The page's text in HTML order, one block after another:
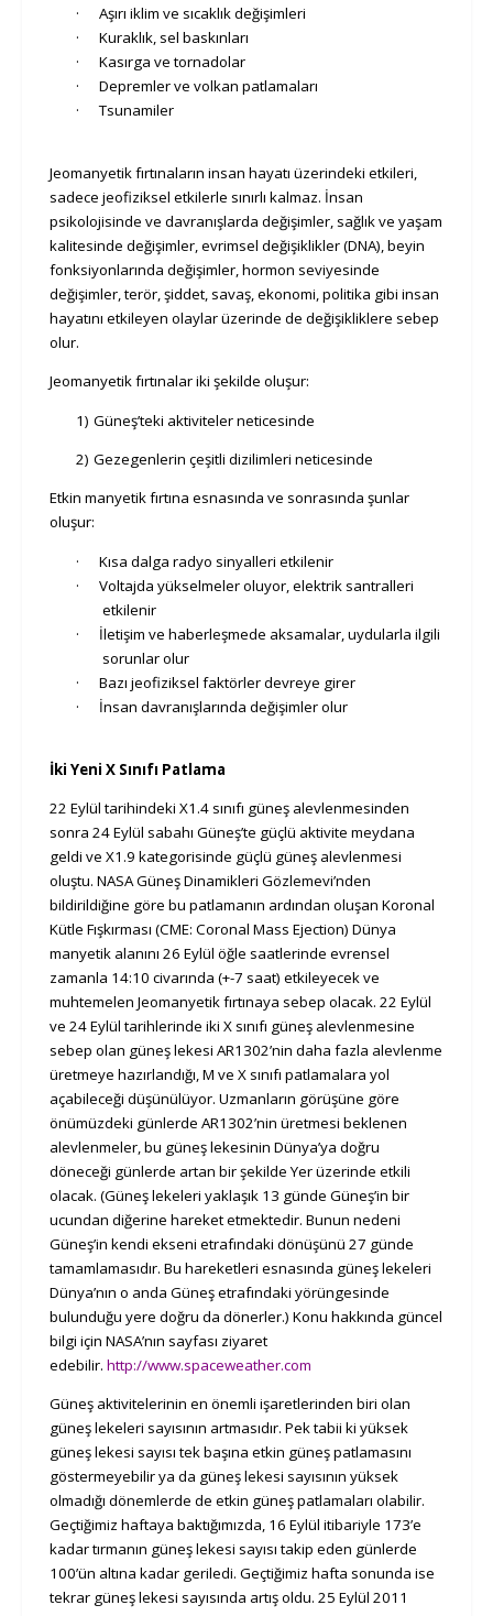
·
Aşırı iklim ve sıcaklık değişimleri
·
Kuraklık, sel baskınları
·
Kasırga ve tornadolar
·
Depremler ve volkan patlamaları
·
Tsunamiler
Jeomanyetik fırtınaların insan hayatı üzerindeki etkileri,
sadece jeofiziksel etkilerle sınırlı kalmaz. İnsan
psikolojisinde ve davranışlarda değişimler, sağlık ve yaşam
kalitesinde değişimler, evrimsel değişiklikler (DNA), beyin
fonksiyonlarında değişimler, hormon seviyesinde
değişimler, terör, şiddet, savaş, ekonomi, politika gibi insan
hayatını etkileyen olaylar üzerinde de değişikliklere sebep
olur.
Jeomanyetik fırtınalar iki şekilde oluşur:
1) Güneş’teki aktiviteler neticesinde
2) Gezegenlerin çeşitli dizilimleri neticesinde
Etkin manyetik fırtına esnasında ve sonrasında şunlar
oluşur:
·
Kısa dalga radyo sinyalleri etkilenir
·
Voltajda yükselmeler oluyor, elektrik santralleri
etkilenir
·
İletişim ve haberleşmede aksamalar, uydularla ilgili
sorunlar olur
·
Bazı jeofiziksel faktörler devreye girer
·
İnsan davranışlarında değişimler olur
İki Yeni X Sınıfı Patlama
22 Eylül tarihindeki X1.4 sınıfı güneş alevlenmesinden
sonra 24 Eylül sabahı Güneş’te güçlü aktivite meydana
geldi ve X1.9 kategorisinde güçlü güneş alevlenmesi
oluştu. NASA Güneş Dinamikleri Gözlemevi’nden
bildirildiğine göre bu patlamanın ardından oluşan Koronal
Kütle Fışkırması (CME: Coronal Mass Ejection) Dünya
manyetik alanını 26 Eylül öğle saatlerinde evrensel
zamanla 14:10 civarında (+-7 saat) etkileyecek ve
muhtemelen Jeomanyetik fırtınaya sebep olacak. 22 Eylül
ve 24 Eylül tarihlerinde iki X sınıfı güneş alevlenmesine
sebep olan güneş lekesi AR1302’nin daha fazla alevlenme
üretmeye hazırlandığı, M ve X sınıfı patlamalara yol
açabileceği düşünülüyor. Uzmanların görüşüne göre
önümüzdeki günlerde AR1302’nin üretmesi beklenen
alevlenmeler, bu güneş lekesinin Dünya’ya doğru
döneceği günlerde artan bir şekilde Yer üzerinde etkili
olacak. (Güneş lekeleri yaklaşık 13 günde Güneş’in bir
ucundan diğerine hareket etmektedir. Bunun nedeni
Güneş’in kendi ekseni etrafındaki dönüşünü 27 günde
tamamlamasıdır. Bu hareketleri esnasında güneş lekeleri
Dünya’nın o anda Güneş etrafındaki yörüngesinde
bulunduğu yere doğru da dönerler.) Konu hakkında güncel
bilgi için NASA’nın sayfası ziyaret
edebilir. http://www.spaceweather.com
Güneş aktivitelerinin en önemli işaretlerinden biri olan
güneş lekeleri sayısının artmasıdır. Pek tabii ki yüksek
güneş lekesi sayısı tek başına etkin güneş patlamasını
göstermeyebilir ya da güneş lekesi sayısının yüksek
olmadığı dönemlerde de etkin güneş patlamaları olabilir.
Geçtiğimiz haftaya baktığımızda, 16 Eylül itibariyle 173’e
kadar tırmanın güneş lekesi sayısı takip eden günlerde
100’ün altına kadar geriledi. Geçtiğimiz hafta sonunda ise
tekrar güneş lekesi sayısında artış oldu. 25 Eylül 2011